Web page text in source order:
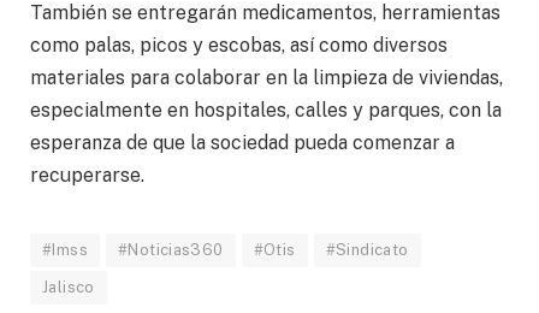
También se entregarán medicamentos, herramientas
como palas, picos y escobas, así como diversos
materiales para colaborar en la limpieza de viviendas,
especialmente en hospitales, calles y parques, con la
esperanza de que la sociedad pueda comenzar a
recuperarse.
#Imss #Noticias360 #Otis #Sindicato
Jalisco